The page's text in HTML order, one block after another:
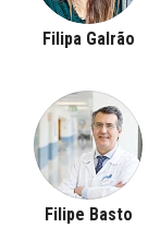
Filipa Galrão
Filipe Basto